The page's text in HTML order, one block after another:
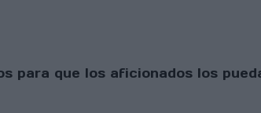
para que los aficionados los